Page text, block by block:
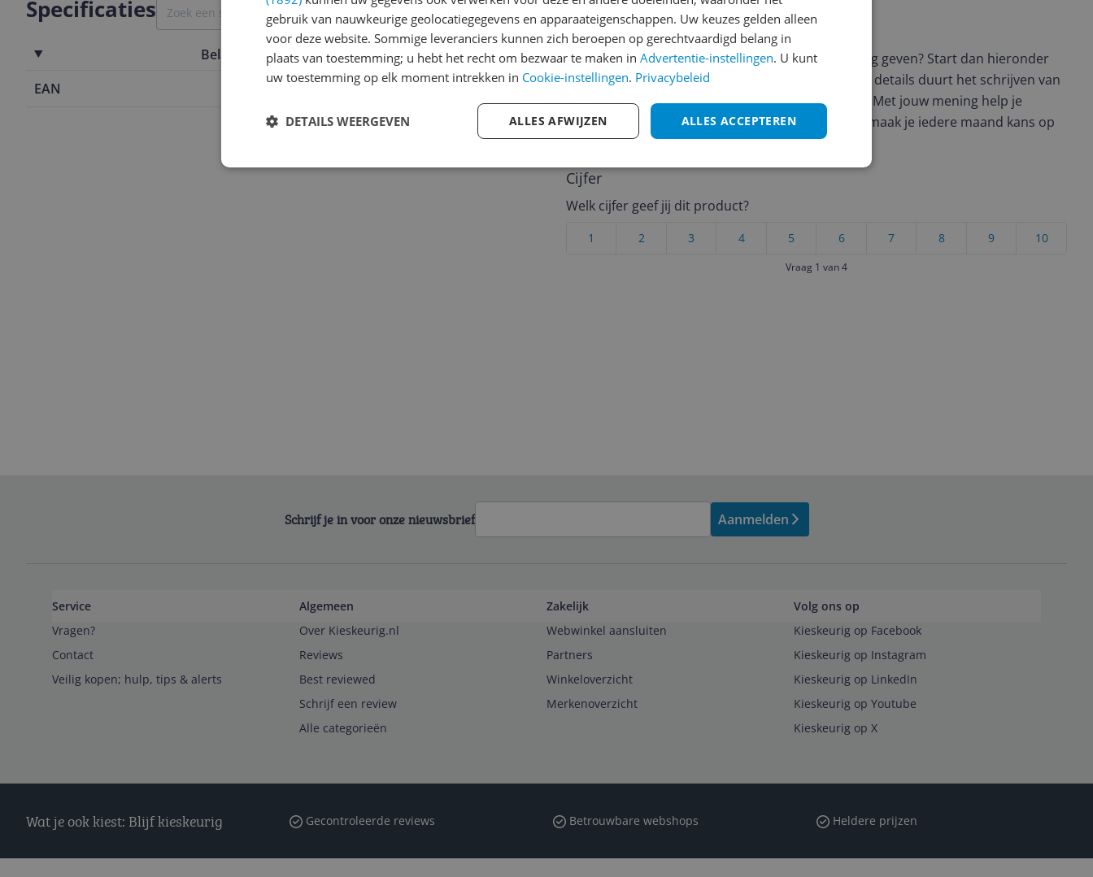
Specificaties
Belangrijkste kenmerken
EAN
3032163501022
Er zijn nog geen reviews geschreven
Heb jij dit product in bezit en wil je graag je mening geven? Start dan hieronder
met het schrijven van je review. Afhankelijk van de details duurt het schrijven van
een review gemiddeld tussen de 3 en 10 minuten. Met jouw mening help je
andere bezoekers een betere keuze te maken én maak je iedere maand kans op
€250,-!Klik hier voor de actievoorwaarden.
Cijfer
Welk cijfer geef jij dit product?
10
9
8
7
6
5
4
3
2
1
Vraag 1 van 4
Schrijf je in voor onze nieuwsbrief Aanmelden
Service
Vragen?
Contact
Veilig kopen; hulp, tips & alerts
Algemeen
Over Kieskeurig.nl
Reviews
Best reviewed
Schrijf een review
Alle categorieën
Zakelijk
Webwinkel aansluiten
Partners
Winkeloverzicht
Merkenoverzicht
Volg ons op
Kieskeurig op Facebook
Kieskeurig op Instagram
Kieskeurig op LinkedIn
Kieskeurig op Youtube
Kieskeurig op X
Wat je ook kiest: Blijf kieskeurig Gecontroleerde reviews Betrouwbare webshops Heldere prijzen
gebruik van nauwkeurige geolocatiegegevens en apparaateigenschappen. Uw keuzes gelden alleen
voor deze website. Sommige leveranciers kunnen zich beroepen op gerechtvaardigd belang in
plaats van toestemming; u hebt het recht om bezwaar te maken in Advertentie-instellingen. U kunt
uw toestemming op elk moment intrekken in Cookie-instellingen. Privacybeleid
ALLES ACCEPTEREN
ALLES AFWIJZEN
DETAILS WEERGEVEN